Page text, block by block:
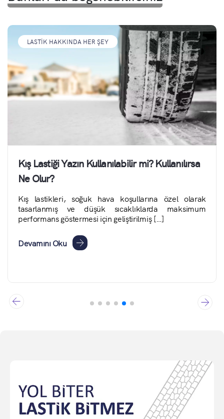
LASTIK HAKKINDA HER ŞEY
Kış Lastiği Yazın Kullanılabilir mi? Kullanılırsa
Ne Olur?
Kış lastikleri, soğuk hava koşullarına özel olarak
tasarlanmış ve düşük sıcaklıklarda maksimum
performans göstermesi için geliştirilmiş […]
Devamını Oku